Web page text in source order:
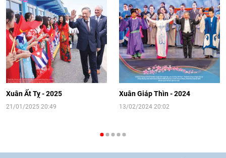
Video: Cơ hội giao lưu quốc tế cho học
sinh Việt Nam tại trại hè Artek
14:41|12/06/2026
[Video] Đối ngoại nhân dân Thủ đô
hướng tới kết nối hiệu quả nguồn lực
người Việt Nam ở nước ngoài
16:58|10/06/2026
Xuân Ất Tỵ - 2025
21/01/2025 20:49
Xuân Giáp Thìn - 2024
13/02/2024 20:02